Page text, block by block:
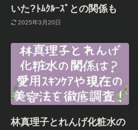
いた?ﾄﾑｸﾙｰｽﾞとの関係も
2025年3月20日
林真理子とれんげ化粧水の